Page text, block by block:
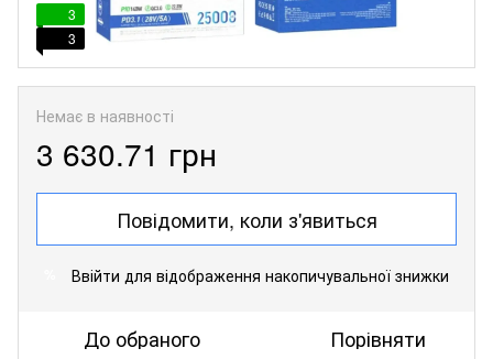
3
3
Немає в наявності
3 630.71 грн
Повідомити, коли з'явиться
Ввійти для відображення накопичувальної знижки
До обраного Порівняти